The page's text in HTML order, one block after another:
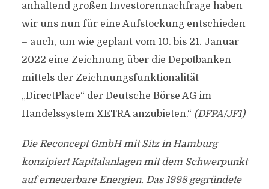
anhaltend großen Investorennachfrage haben
wir uns nun für eine Aufstockung entschieden
– auch, um wie geplant vom 10. bis 21. Januar
2022 eine Zeichnung über die Depotbanken
mittels der Zeichnungsfunktionalität
„DirectPlace“ der Deutsche Börse AG im
Handelssystem XETRA anzubieten.“ (DFPA/JF1)
Die Reconcept GmbH mit Sitz in Hamburg
konzipiert Kapitalanlagen mit dem Schwerpunkt
auf erneuerbare Energien. Das 1998 gegründete